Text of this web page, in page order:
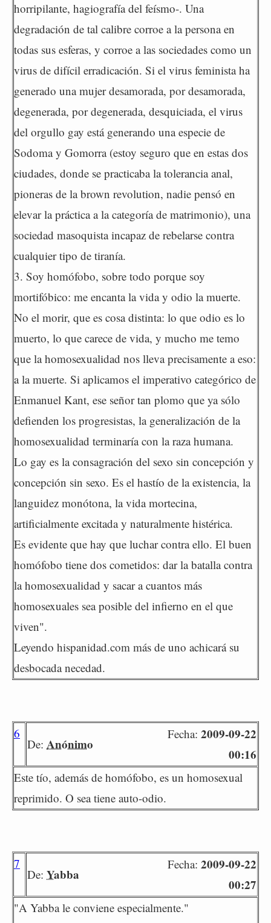
horripilante, hagiografía del feísmo-. Una
degradación de tal calibre corroe a la persona en
todas sus esferas, y corroe a las sociedades como un
virus de difícil erradicación. Si el virus feminista ha
generado una mujer desamorada, por desamorada,
degenerada, por degenerada, desquiciada, el virus
del orgullo gay está generando una especie de
Sodoma y Gomorra (estoy seguro que en estas dos
ciudades, donde se practicaba la tolerancia anal,
pioneras de la brown revolution, nadie pensó en
elevar la práctica a la categoría de matrimonio), una
sociedad masoquista incapaz de rebelarse contra
cualquier tipo de tiranía.
3. Soy homófobo, sobre todo porque soy
mortifóbico: me encanta la vida y odio la muerte.
No el morir, que es cosa distinta: lo que odio es lo
muerto, lo que carece de vida, y mucho me temo
que la homosexualidad nos lleva precisamente a eso:
a la muerte. Si aplicamos el imperativo categórico de
Enmanuel Kant, ese señor tan plomo que ya sólo
defienden los progresistas, la generalización de la
homosexualidad terminaría con la raza humana.
Lo gay es la consagración del sexo sin concepción y
concepción sin sexo. Es el hastío de la existencia, la
languidez monótona, la vida mortecina,
artificialmente excitada y naturalmente histérica.
Es evidente que hay que luchar contra ello. El buen
homófobo tiene dos cometidos: dar la batalla contra
la homosexualidad y sacar a cuantos más
homosexuales sea posible del infierno en el que
viven".
Leyendo hispanidad.com más de uno achicará su
desbocada necedad.
6
De: Anónimo
Fecha: 2009-09-22
00:16
Este tío, además de homófobo, es un homosexual
reprimido. O sea tiene auto-odio.
7
De: Yabba
Fecha: 2009-09-22
00:27
"A Yabba le conviene especialmente."